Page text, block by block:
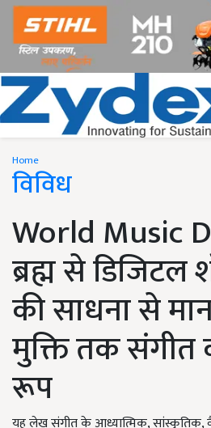
Home
विविध
World Music
ब्रह्म से डिजिटल
की साधना से
मुक्ति तक संगीत
रूप
यह लेख संगीत के आध्यात्मिक, सांस्कृतिक,